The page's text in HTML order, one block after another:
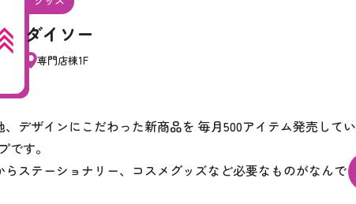
ダイソー
専門店棟1F
、デザインにこだわった新商品を 毎月500アイテム発売してい
です。
ステーショナリー、コスメグッズなど必要なものがなんでも